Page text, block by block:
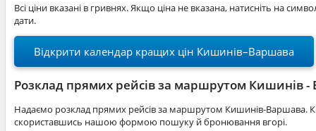
Всі ціни вказані в гривнях. Якщо ціна не вказана, натисніть на
дати.
Відкрити календар кращих цін Кишинів–Варшава
Розклад прямих рейсів за маршрутом Кишинів
Надаємо розклад прямих рейсів за маршрутом Кишинів-Варшава.
скориставшись нашою формою пошуку й бронювання вгорі.